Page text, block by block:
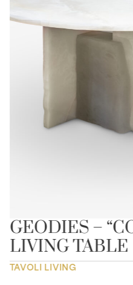
GEODIES –
LIVING TABLE
TAVOLI LIVING